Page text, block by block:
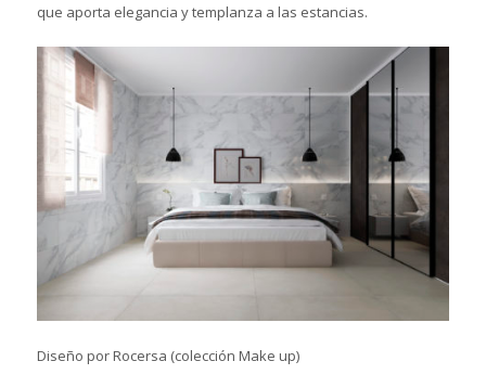
que aporta elegancia y templanza a las estancias.
Diseño por Rocersa (colección Make up)